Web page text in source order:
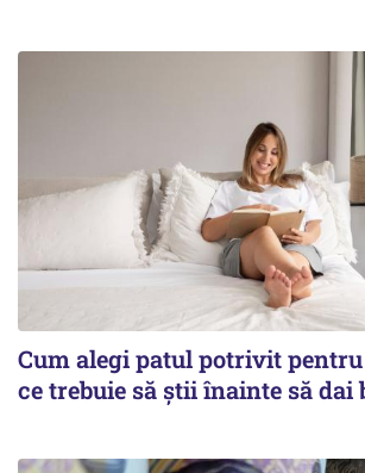
Cum alegi patul potrivit
ce trebuie să știi înainte să dai